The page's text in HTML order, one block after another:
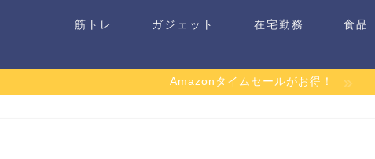
筋トレ ガジェット 在宅勤務 食品
Amazonタイムセールがお得！